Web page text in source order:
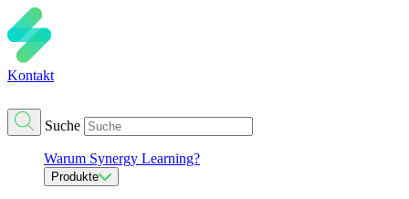
Kontakt
Suche
Warum Synergy Learning?
Produkte